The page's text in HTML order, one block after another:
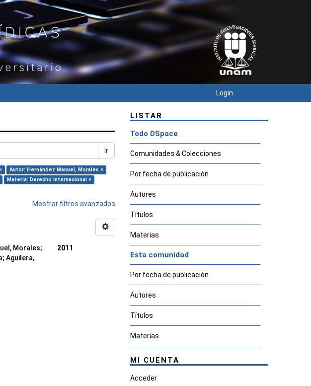
Login
Ir
Autor: Hernández Manuel, Morales ×
Materia: Derecho Internacional ×
Mostrar filtros avanzados
Morales;
; Aguilera,
2011
LISTAR
Todo DSpace
Comunidades & Colecciones
Por fecha de publicación
Autores
Títulos
Materias
Esta comunidad
Por fecha de publicación
Autores
Títulos
Materias
MI CUENTA
Acceder